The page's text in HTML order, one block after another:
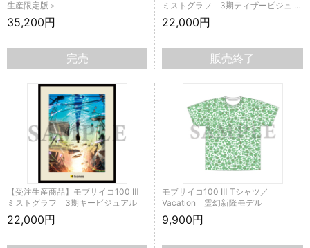
生産限定版＞
35,200円
完売
ミストグラフ 3期ティザービジュ …
22,000円
販売終了
【受注生産商品】モブサイコ100 Ⅲ
ミストグラフ 3期キービジュアル
22,000円
モブサイコ100 Ⅲ Tシャツ／
Vacation 霊幻新隆モデル
9,900円